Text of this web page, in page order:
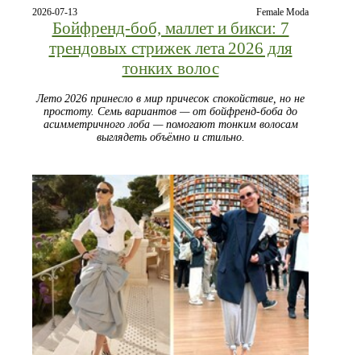
2026-07-13 Female Moda
Бойфренд‑боб, маллет и бикси: 7
трендовых стрижек лета 2026 для
тонких волос
Лето 2026 принесло в мир причесок спокойствие, но не
простоту. Семь вариантов — от бойфренд‑боба до
асимметричного лоба — помогают тонким волосам
выглядеть объёмно и стильно.